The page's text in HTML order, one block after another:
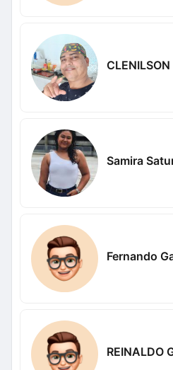
Samira
Fernando
REINALDO